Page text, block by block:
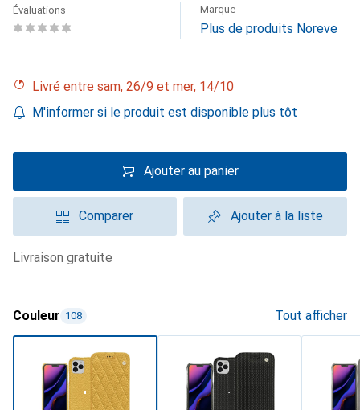
Évaluations Marque
Plus de produits Noreve
Livré entre sam, 26/9 et mer, 14/10
M'informer si le produit est disponible plus tôt
Ajouter au panier
Comparer Ajouter à la liste
livraison gratuite
Couleur 108 Tout afficher